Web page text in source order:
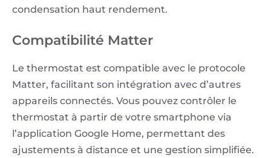
condensation haut rendement.
Compatibilité Matter
Le thermostat est compatible avec le protocole
Matter, facilitant son intégration avec d’autres
appareils connectés. Vous pouvez contrôler le
thermostat à partir de votre smartphone via
l’application Google Home, permettant des
ajustements à distance et une gestion simplifiée.